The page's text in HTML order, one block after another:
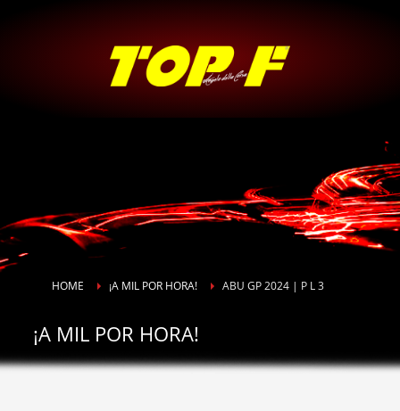
HOME ¡A MIL POR HORA! ABU GP 2024 | P L 3
¡A MIL POR HORA!